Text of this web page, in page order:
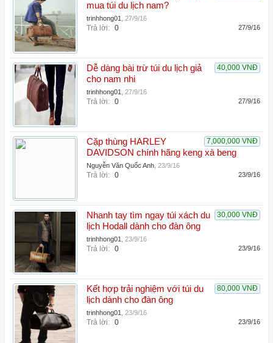
mua túi du lịch nam?
trinhhong01 27/9/16
Trả lời: 0 27/9/16
40,000 VNĐ
Dễ dàng bài trừ túi du lịch giả
cho nam nhi
trinhhong01 27/9/16
Trả lời: 0 27/9/16
7,000,000 VNĐ
Cặp thùng HARLEY
DAVIDSON chính hãng keng xà beng
Nguyễn Văn Quốc Anh 23/9/16
Trả lời: 0 23/9/16
30,000 VNĐ
Nhanh tay tìm ngay túi xách du
lịch Hodall dành cho đàn ông
trinhhong01 23/9/16
Trả lời: 0 23/9/16
80,000 VNĐ
Kết hợp trải nghiệm với túi du
lịch dành cho đàn ông
trinhhong01 23/9/16
Trả lời: 0 23/9/16